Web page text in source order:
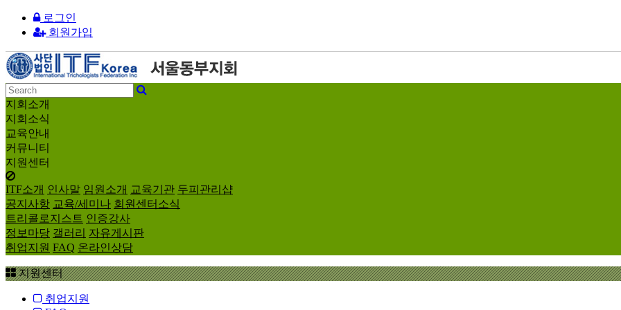
로그인
회원가입
지회소개
지회소식
교육안내
커뮤니티
지원센터
ITF소개 인사말 임원소개 교육기관 두피관리샵
공지사항 교육/세미나 회원센터소식
트리콜로지스트 인증강사
정보마당 갤러리 자유게시판
취업지원 FAQ 온라인상담
지원센터
취업지원